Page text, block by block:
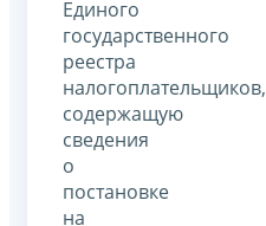
Единого
государственного
реестра
налогоплательщиков,
содержащую
сведения
о
постановке
на